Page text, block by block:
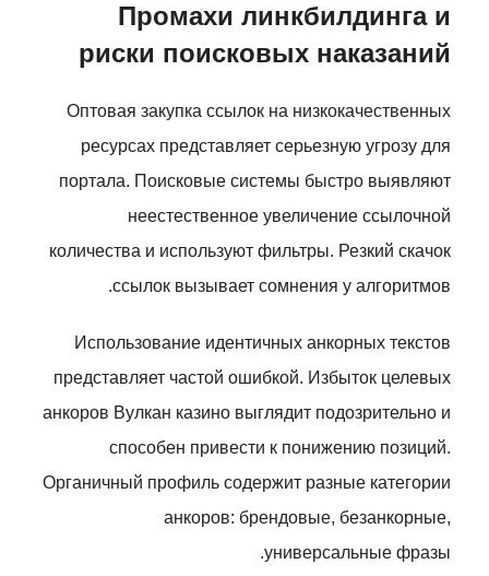
Промахи линкбилдинга и
риски поисковых наказаний
Оптовая закупка ссылок на низкокачественных
ресурсах представляет серьезную угрозу для
портала. Поисковые системы быстро выявляют
неестественное увеличение ссылочной
количества и используют фильтры. Резкий скачок
ссылок вызывает сомнения у алгоритмов.
Использование идентичных анкорных текстов
представляет частой ошибкой. Избыток целевых
анкоров Вулкан казино выглядит подозрительно и
способен привести к понижению позиций.
Органичный профиль содержит разные категории
анкоров: брендовые, безанкорные,
универсальные фразы.